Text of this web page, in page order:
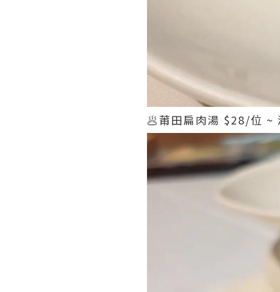
🥟莆田扁肉湯 $28/位 ~